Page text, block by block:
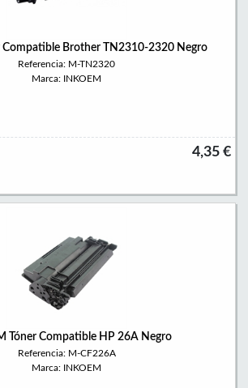
Compatible Brother TN2310-2320 Negro
Referencia: M-TN2320
Marca: INKOEM
4,35 €
Tóner Compatible HP 26A Negro
Referencia: M-CF226A
Marca: INKOEM